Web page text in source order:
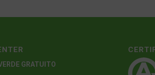
GRATUITO